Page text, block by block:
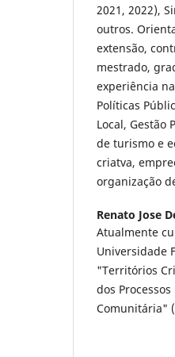
2021, 2022),
outros.
extensão,
mestrado,
experiência
Políticas
Local, Gestão
de turismo e
criatva,
organização
Renato Jose
Atualmente
Universidade
"Territórios
dos
Comunitária"